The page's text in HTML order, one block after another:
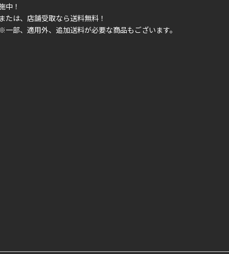
中！
または、店舗受取なら送料無料！
※一部、適用外、追加送料が必要な商品もございます。